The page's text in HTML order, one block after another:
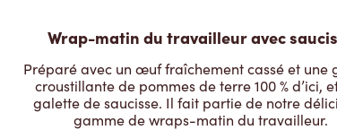
Wrap-matin du travailleur avec
Préparé avec un œuf fraîchement cassé et une
croustillante de pommes de terre 100 % d’ici,
galette de saucisse. Il fait partie de notre
gamme de wraps-matin du travailleur.